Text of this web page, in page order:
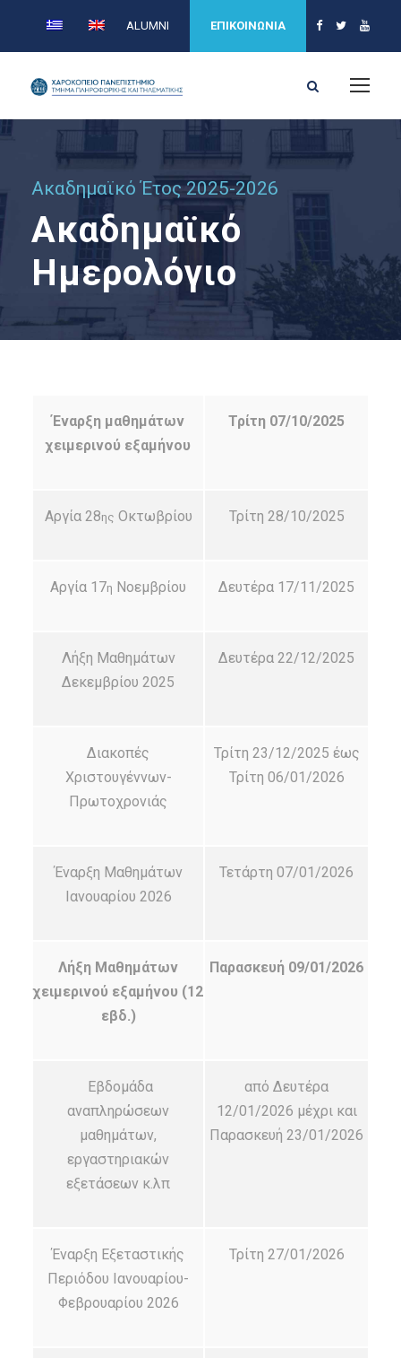
ALUMNI ΕΠΙΚΟΙΝΩΝΙΑ
Ακαδημαϊκό Έτος 2025-2026
Ακαδημαϊκό
Ημερολόγιο
Έναρξη μαθημάτων
χειμερινού εξαμήνου
Τρίτη 07/10/2025
Αργία 28ης Οκτωβρίου Τρίτη 28/10/2025
Αργία 17η Νοεμβρίου Δευτέρα 17/11/2025
Λήξη Μαθημάτων
Δεκεμβρίου 2025
Δευτέρα 22/12/2025
Διακοπές
Χριστουγέννων-
Πρωτοχρονιάς
Τρίτη 23/12/2025 έως
Τρίτη 06/01/2026
Έναρξη Μαθημάτων
Ιανουαρίου 2026
Τετάρτη 07/01/2026
Λήξη Μαθημάτων
χειμερινού εξαμήνου (12
εβδ.)
Παρασκευή 09/01/2026
Εβδομάδα
αναπληρώσεων
μαθημάτων,
εργαστηριακών
εξετάσεων κ.λπ
από Δευτέρα
12/01/2026 μέχρι και
Παρασκευή 23/01/2026
Έναρξη Εξεταστικής
Περιόδου Ιανουαρίου-
Φεβρουαρίου 2026
Τρίτη 27/01/2026